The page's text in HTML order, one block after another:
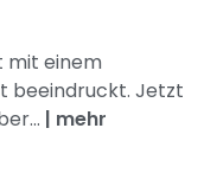
mit einem
beeindruckt. Jetzt
| mehr